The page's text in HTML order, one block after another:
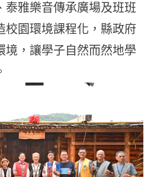
泰雅樂音傳承廣場及班班
校園環境課程化，縣政府
境，讓學子自然而然地學